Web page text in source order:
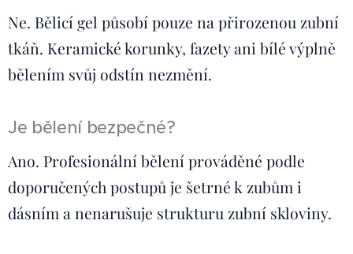
Ne. Bělicí gel působí pouze na přirozenou zubní
tkáň. Keramické korunky, fazety ani bílé výplně
bělením svůj odstín nezmění.
Je bělení bezpečné?
Ano. Profesionální bělení prováděné podle
doporučených postupů je šetrné k zubům i
dásním a nenarušuje strukturu zubní skloviny.